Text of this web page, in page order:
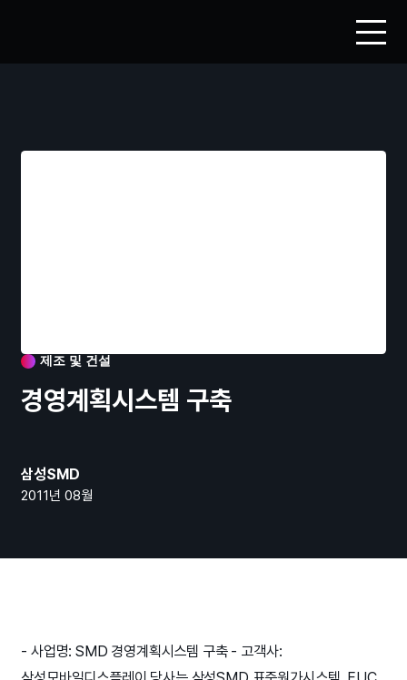
제조 및 건설
경영계획시스템 구축
삼성SMD
2011년 08월
- 사업명: SMD 경영계획시스템 구축- 고객사: